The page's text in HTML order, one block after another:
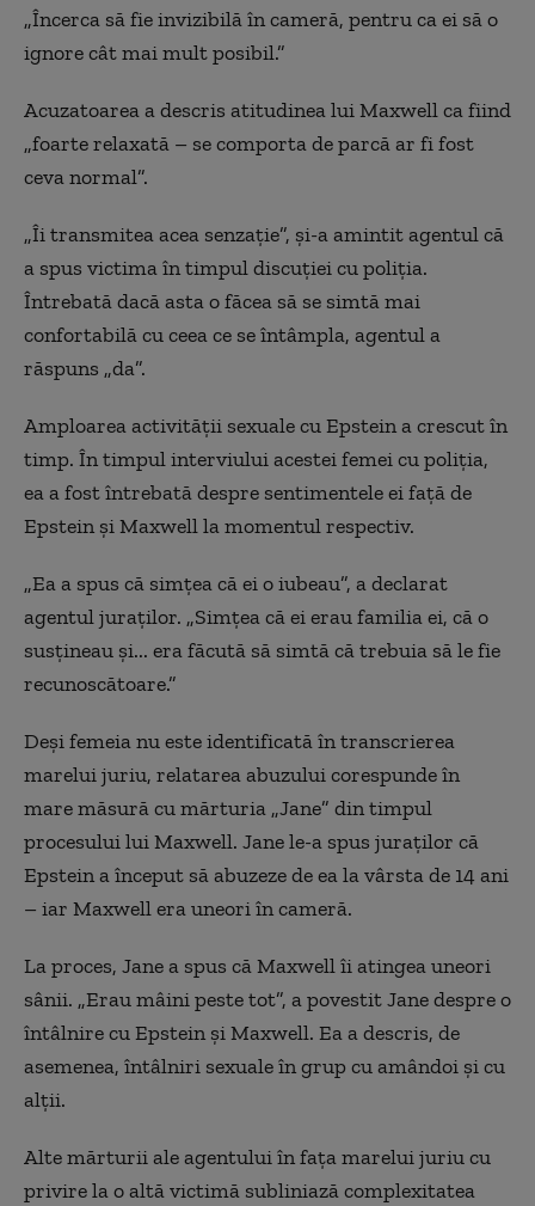
„Încerca să fie invizibilă în cameră, pentru ca ei să o
ignore cât mai mult posibil.”
Acuzatoarea a descris atitudinea lui Maxwell ca fiind
„foarte relaxată – se comporta de parcă ar fi fost
ceva normal”.
„Îi transmitea acea senzație”, și-a amintit agentul că
a spus victima în timpul discuției cu poliția.
Întrebată dacă asta o făcea să se simtă mai
confortabilă cu ceea ce se întâmpla, agentul a
răspuns „da”.
Amploarea activității sexuale cu Epstein a crescut în
timp. În timpul interviului acestei femei cu poliția,
ea a fost întrebată despre sentimentele ei față de
Epstein și Maxwell la momentul respectiv.
„Ea a spus că simțea că ei o iubeau”, a declarat
agentul juraților. „Simțea că ei erau familia ei, că o
susțineau și... era făcută să simtă că trebuia să le fie
recunoscătoare.”
Deși femeia nu este identificată în transcrierea
marelui juriu, relatarea abuzului corespunde în
mare măsură cu mărturia „Jane” din timpul
procesului lui Maxwell. Jane le-a spus juraților că
Epstein a început să abuzeze de ea la vârsta de 14 ani
– iar Maxwell era uneori în cameră.
La proces, Jane a spus că Maxwell îi atingea uneori
sânii. „Erau mâini peste tot”, a povestit Jane despre o
întâlnire cu Epstein și Maxwell. Ea a descris, de
asemenea, întâlniri sexuale în grup cu amândoi și cu
alții.
Alte mărturii ale agentului în fața marelui juriu cu
privire la o altă victimă subliniază complexitatea